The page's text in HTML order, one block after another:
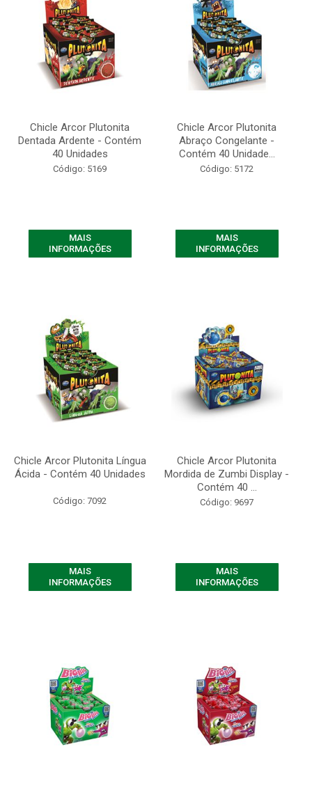
Chicle Arcor Plutonita
Dentada Ardente - Contém
40 Unidades
Código: 5169
MAIS
INFORMAÇÕES
Chicle Arcor Plutonita
Abraço Congelante -
Contém 40 Unidade...
Código: 5172
MAIS
INFORMAÇÕES
Chicle Arcor Plutonita Língua
Ácida - Contém 40 Unidades
Código: 7092
MAIS
INFORMAÇÕES
Chicle Arcor Plutonita
Mordida de Zumbi Display -
Contém 40 ...
Código: 9697
MAIS
INFORMAÇÕES